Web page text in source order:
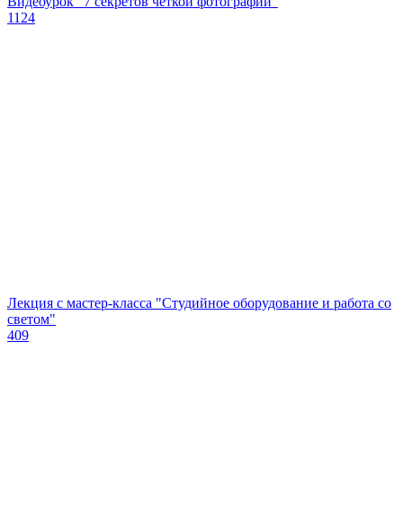
1124
Лекция с мастер-класса "Студийное оборудование и работа со
светом"
409